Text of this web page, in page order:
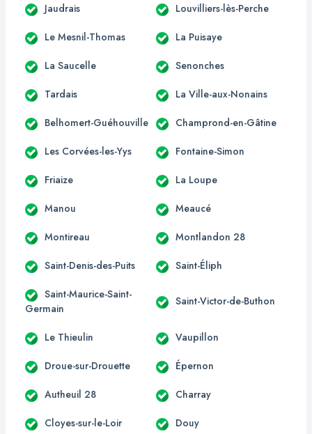
Jaudrais Louvilliers-lès-Perche
Le Mesnil-Thomas La Puisaye
La Saucelle Senonches
Tardais La Ville-aux-Nonains
Belhomert-Guéhouville Champrond-en-Gâtine
Les Corvées-les-Yys Fontaine-Simon
Friaize La Loupe
Manou Meaucé
Montireau Montlandon 28
Saint-Denis-des-Puits Saint-Éliph
Saint-Maurice-Saint-
Germain
Saint-Victor-de-Buthon
Le Thieulin Vaupillon
Droue-sur-Drouette Épernon
Autheuil 28 Charray
Cloyes-sur-le-Loir Douy